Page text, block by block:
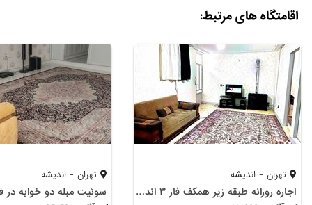
اقامتگاه های مرتبط:
تهران - اندیشه
اجاره روزانه طبقه زیر همکف فاز ۳ اندیشه
تهران - اندیشه
سوئیت مبله دو خوابه در فاز ١